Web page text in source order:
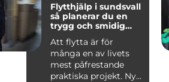
Flytthjälp i sundsvall
så planerar du en
trygg och smidig
Att flytta är för
många en av livets
mest påfrestande
praktiska projekt. Nya